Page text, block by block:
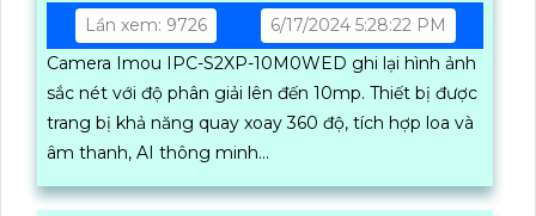
Lần xem: 9726
6/17/2024 5:28:22 PM
Camera Imou IPC-S2XP-10M0WED ghi lại hình ảnh
sắc nét với độ phân giải lên đến 10mp. Thiết bị được
trang bị khả năng quay xoay 360 độ, tích hợp loa và
âm thanh, AI thông minh...